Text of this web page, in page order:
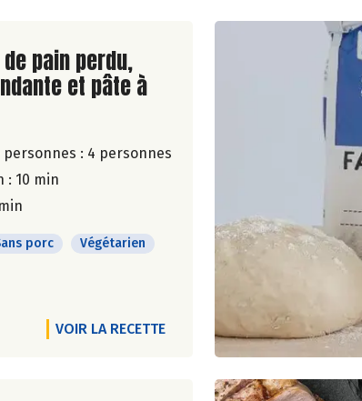
de la recette
pain perdu,
et pâte à
: 4 personnes
: 10 min
porc
Végétarien
VOIR LA RECETTE